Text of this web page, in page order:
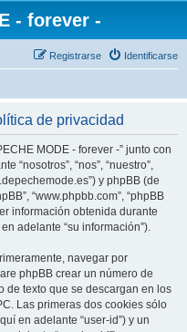
- forever -
Identificarse
Registrarse
de privacidad
MODE - forever -” junto con
“nosotros”, “nos”, “nuestro”,
y phpBB (de
“www.phpbb.com”, “phpBB
información obtenida durante
adelante “su información”).
navegar por
phpBB crear un número de
de texto que se descargan en los
Las primeras dos cookies sólo
en adelante “user-id”) y un